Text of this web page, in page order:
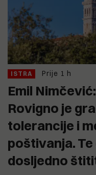
ISTRA Prije 1 h
Emil
Rovigno je
tolerancije i
poštivanja.
dosljedno